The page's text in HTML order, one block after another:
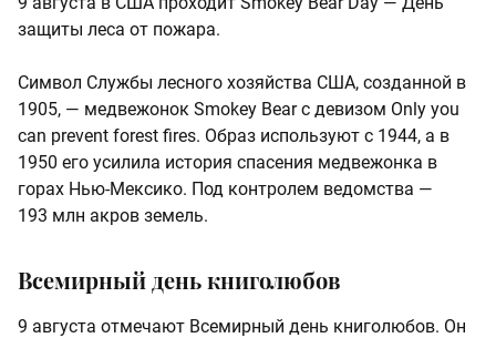
защиты леса от пожара.
Символ Службы лесного хозяйства США, созданной в
1905, — медвежонок Smokey Bear с девизом Only you
can prevent forest fires. Образ используют с 1944, а в
1950 его усилила история спасения медвежонка в
горах Нью-Мексико. Под контролем ведомства —
193 млн акров земель.
Всемирный день книголюбов
9 августа отмечают Всемирный день книголюбов. Он